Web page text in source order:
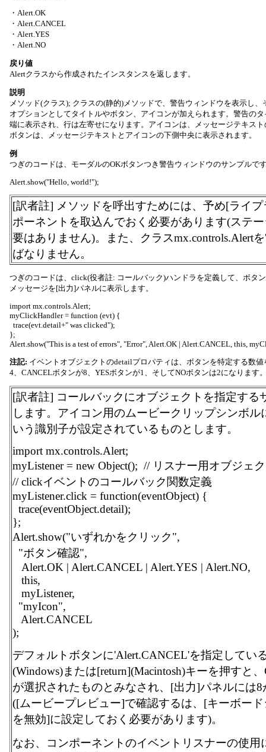
・Alert.OK
・Alert.CANCEL
・Alert.YES
・Alert.NO
戻り値
Alertクラスから作成されたインスタンスを返します。
説明
メソッド(クラス); クラスの(静的)メソッドで、警告ウィンドウを表示し
オプションとしてタイトルやボタン、アイコンが加えられます。警告の
端に表示され、行は左寄せになります。アイコンは、メッセージテキス
ボタンは、メッセージテキストとアイコンの下側中央に表示されます。
例
つぎのコードは、モーダルのOKボタンつき警告ウィンドウのサンプルで
Alert.show("Hello, world!");
[訳者註] メソッドを呼出すためには、予め[ライ
ポーネントを取込んでおく必要があります(ステ
要はありません)。また、クラスmx.controls.Alert
ばなりません。
つぎのコードは、click(役者註: コールバック)ハンドラを定義して、ボタ
メッセージを[出力]パネルに表示します。
import mx.controls.Alert;
myClickHandler = function (evt) {
trace(evt.detail+" was clicked");
};
Alert.show("This is a test of errors", "Error", Alert.OK | Alert.CANCEL, this,
注記: イベントオブジェクトのdetailプロパティは、ボタンを特定する数
4、CANCELボタンが8、YESボタンが1、そしてNOボタンは2になります
[訳者註] コールバックにオブジェクトを指定する
します。アイコン用のムービークリップシンボル
いう識別子が設定されているものとします。
import mx.controls.Alert;
myListener = new Object(); // リスナー用オブジェ
// clickイベントのコールバック関数定義
myListener.click = function(eventObject) {
trace(eventObject.detail);
};
Alert.show("いずれかをクリック",
"ボタン確認",
Alert.OK | Alert.CANCEL | Alert.YES | Alert.NO,
this,
myListener,
"myIcon",
Alert.CANCEL
);
デフォルトボタンに'Alert.CANCEL'を指定してい
(Windows)または[return](Macintosh)キーを押すと
が選択されたものとみなされ、[出力]パネルには
([ムービープレビュー]で確認するは、[キーボー
を無効]に設定しておく必要があります)。
なお、コンポーネントのイベントリスナーの使用